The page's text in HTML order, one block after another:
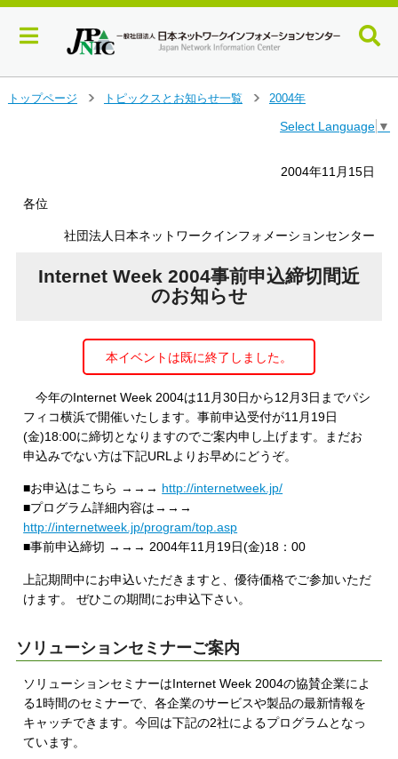
トップページ
トピックスとお知らせ一覧
2004年
Select Language ▼
2004年11月15日
各位
社団法人日本ネットワークインフォメーションセンター
Internet Week 2004事前申込締切間近
のお知らせ
本イベントは既に終了しました。
今年のInternet Week 2004は11月30日から12月3日までパシ
フィコ横浜で開催いたします。事前申込受付が11月19日
(金)18:00に締切となりますのでご案内申し上げます。まだお
申込みでない方は下記URLよりお早めにどうぞ。
■お申込はこちら →→→ http://internetweek.jp/
■プログラム詳細内容は→→→
http://internetweek.jp/program/top.asp
■事前申込締切 →→→ 2004年11月19日(金)18：00
上記期間中にお申込いただきますと、優待価格でご参加いただ
けます。 ぜひこの期間にお申込下さい。
ソリューションセミナーご案内
ソリューションセミナーはInternet Week 2004の協賛企業によ
る1時間のセミナーで、各企業のサービスや製品の最新情報を
キャッチできます。今回は下記の2社によるプログラムとなっ
ています。